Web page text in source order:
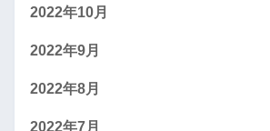
2022年10月
2022年9月
2022年8月
2022年7月